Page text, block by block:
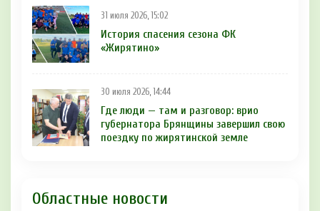
31 июля 2026, 15:02
История спасения сезона ФК
«Жирятино»
30 июля 2026, 14:44
Где люди — там и разговор: врио
губернатора Брянщины завершил свою
поездку по жирятинской земле
Областные новости